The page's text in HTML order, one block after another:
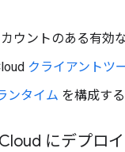
ウントのある有効
クライアントツ
ンタイム を構成す
にデプロ